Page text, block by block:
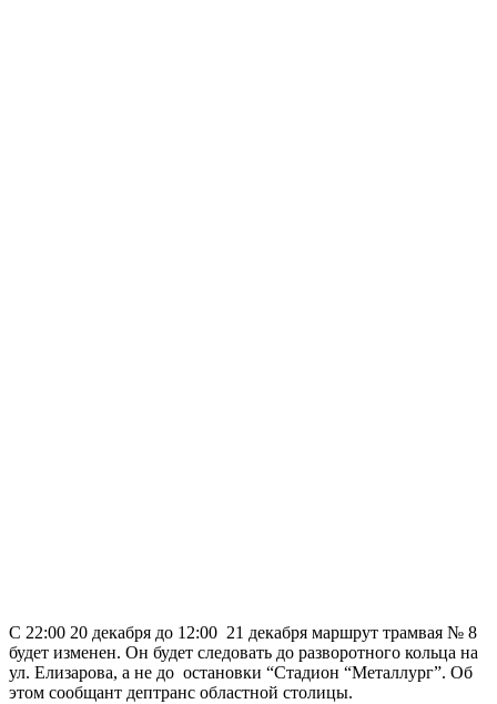
С 22:00 20 декабря до 12:00 21 декабря маршрут трамвая № 8
будет изменен. Он будет следовать до разворотного кольца на
ул. Елизарова, а не до остановки “Стадион “Металлург”. Об
этом сообщант дептранс областной столицы.